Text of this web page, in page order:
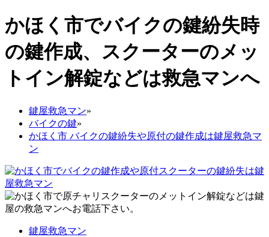
かほく市でバイクの鍵紛失時
の鍵作成、スクーターのメッ
トイン解錠などは救急マンへ
鍵屋救急マン»
バイクの鍵»
かほく市 バイクの鍵紛失や原付の鍵作成は鍵屋救急マ
ン
鍵屋救急マン